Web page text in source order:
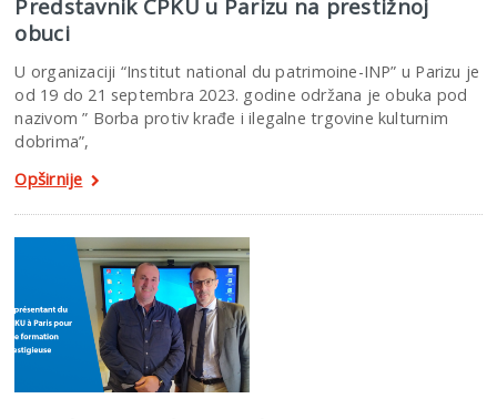
Predstavnik CPKU u Parizu na prestižnoj
obuci
U organizaciji “Institut national du patrimoine-INP” u Parizu je
od 19 do 21 septembra 2023. godine održana je obuka pod
nazivom ” Borba protiv krađe i ilegalne trgovine kulturnim
dobrima”,
Opširnije